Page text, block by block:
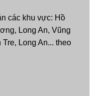
các khu vực: Hồ
Long An, Vũng
Long An... theo